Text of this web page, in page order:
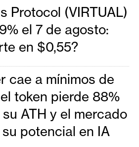
Protocol (VIRTUAL)
el 7 de agosto:
en $0,55?
cae a mínimos de
token pierde 88%
ATH y el mercado
potencial en IA